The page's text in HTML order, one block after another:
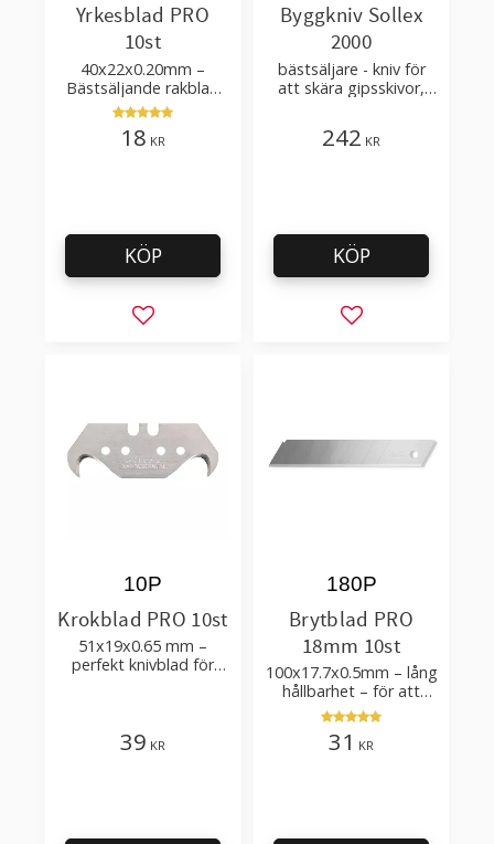
Yrkesblad PRO
10st
40x22x0.20mm –
Bästsäljande rakblad
för att skära tapet, tyg,
filt, hobby bruk
18 KR
Lägg till i favoriter
KÖP
Byggkniv Sollex
2000
bästsäljare - kniv för
att skära gipsskivor,
242 KR
Lägg till i
KÖP
Krokblad PRO 10st
51x19x0.65 mm –
perfekt knivblad för
10P
39 KR
Brytblad PRO
18mm 10st
100x17.7x0.5mm – lång
hållbarhet – för att
skära kartong, tapet
och golvmaterial
180P
31 KR